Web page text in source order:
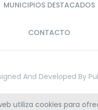
MUNICIPIOS DESTACADOS
CONTACTO
And Developed By
utiliza cookies para